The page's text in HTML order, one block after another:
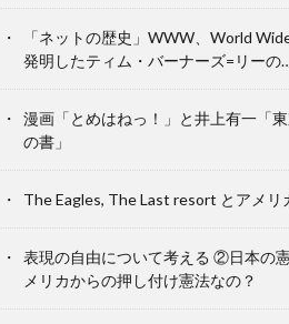
「ネットの歴史」WWW、World
発明したティム・バーナーズ=リーの
漫画「とめはねっ！」と井上有一「
の書」
The Eagles, The Last resort とアメリ
表現の自由について考える ②日本の
メリカからの押し付け憲法なの？